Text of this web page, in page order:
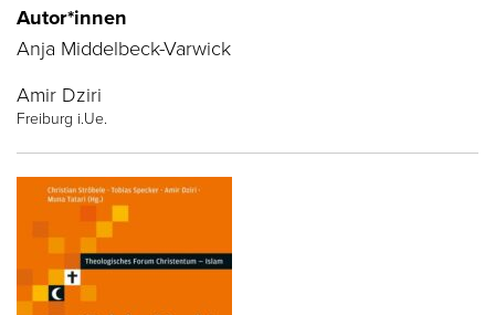
Autor*innen
Anja Middelbeck-Varwick
Amir Dziri
Freiburg i.Ue.